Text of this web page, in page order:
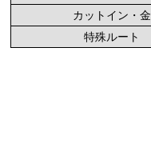
カットイン・金
特殊ルート